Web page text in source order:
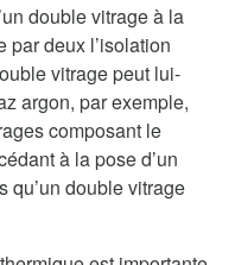
double vitrage à la
par deux l’isolation
vitrage peut lui-
argon, par exemple,
composant le
à la pose d’un
qu’un double vitrage